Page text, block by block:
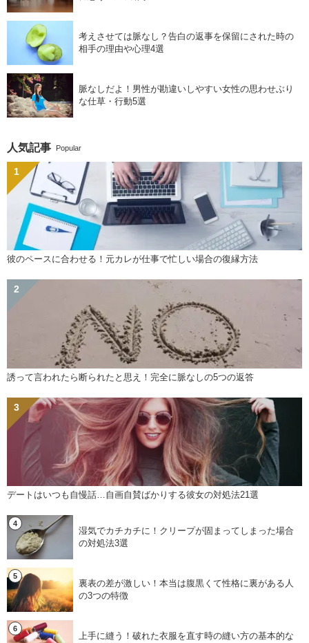
考えさせては脈なし？告白の返事を保留にされた時の
相手の理由や心理4選
脈なしだよ！男性が勘違いしやすい女性の思わせぶり
な仕草・行動5選
人気記事 Popular
彼のペースに合わせる！元カレが仕事で忙しい場合の復縁方法
誘って言われたら断られたと思え！完全に脈なしの5つの返答
デートはいつも自慢話…自画自賛ばかりする彼女の対処法21選
湿気でカチカチに！クリープが固まってしまった場合
の対処法3選
裏表の差が激しい！本当は腹黒くて性格に裏がある人
の3つの特徴
上手に縫う！破れた衣服を直す時の縫い方の基本的な